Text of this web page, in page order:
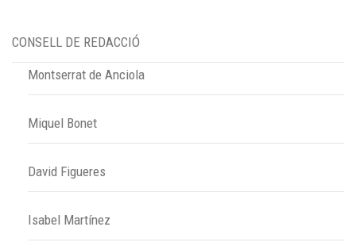
CONSELL DE REDACCIÓ
Montserrat de Anciola
Miquel Bonet
David Figueres
Isabel Martínez